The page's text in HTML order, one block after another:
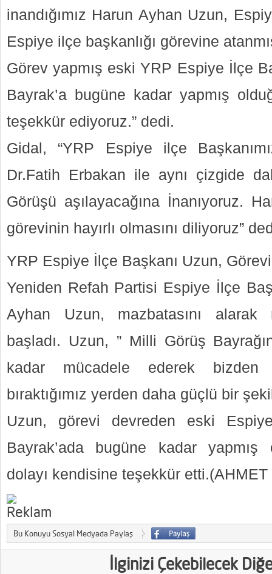
inandığımız Harun Ayhan Uzun,
Espiye ilçe başkanlığı görevine
Görev yapmış eski YRP Espiye İlçe
Bayrak’a bugüne kadar yapmış
teşekkür ediyoruz.” dedi.
Gidal, “YRP Espiye ilçe
Dr.Fatih Erbakan ile aynı çizgide
Görüşü aşılayacağına İnanıyoruz.
görevinin hayırlı olmasını diliyoruz”
YRP Espiye İlçe Başkanı Uzun,
Yeniden Refah Partisi Espiye İlçe
Ayhan Uzun, mazbatasını
başladı. Uzun, ” Milli Görüş
kadar mücadele ederek bizden
bıraktığımız yerden daha güçlü bir
Uzun, görevi devreden eski
Bayrak’ada bugüne kadar yapmış
dolayı kendisine teşekkür etti.(AHMET
Bu Konuyu Sosyal Medyada Paylaş
İlginizi Çekebilecek